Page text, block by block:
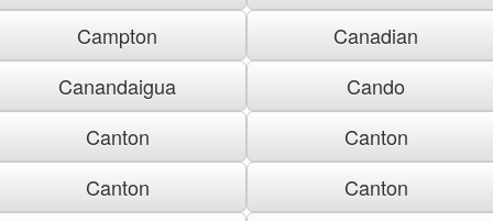
Campton
Canadian
Canandaigua
Cando
Canton
Canton
Canton
Canton